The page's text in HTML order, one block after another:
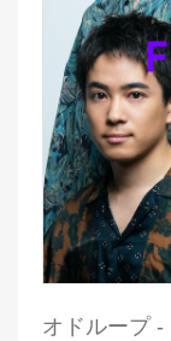
オドループ -